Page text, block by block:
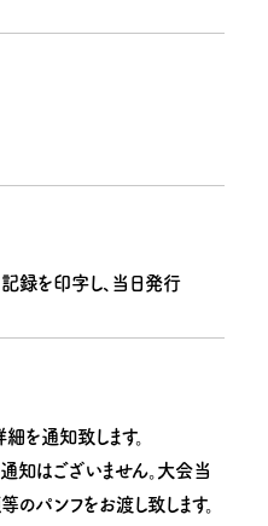
録を印字し、当日発行
を通知致します。
知はございません。大会当
パンフをお渡し致します。